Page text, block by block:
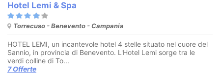
Hotel Lemi & Spa
Torrecuso - Benevento - Campania
HOTEL LEMI, un incantevole hotel 4 stelle situato nel cuore del
Sannio, in provincia di Benevento. L'Hotel Lemi sorge tra le
verdi colline di To...
7 Offerte